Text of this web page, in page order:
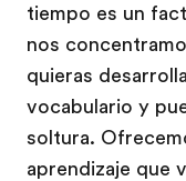
tiempo es un
nos
quieras
vocabulario y
soltura.
aprendizaje que